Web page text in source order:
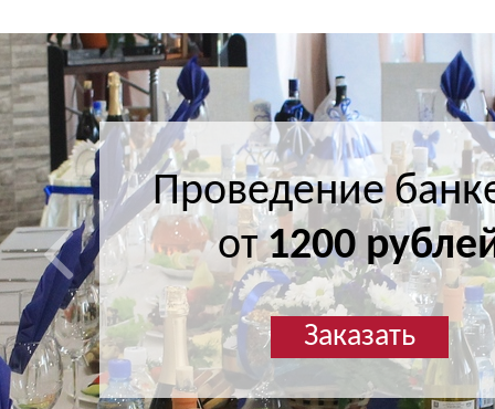
Проведение
от1200
Заказать
Проведение
от1200
Заказать